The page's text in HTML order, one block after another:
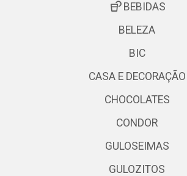
BEBIDAS
BELEZA
BIC
CASA E DECORAÇÃO
CHOCOLATES
CONDOR
GULOSEIMAS
GULOZITOS